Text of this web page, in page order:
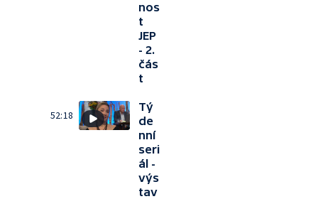
nos
t
JEP
- 2.
čás
t
52:18
Tý
de
nní
seri
ál -
výs
tav